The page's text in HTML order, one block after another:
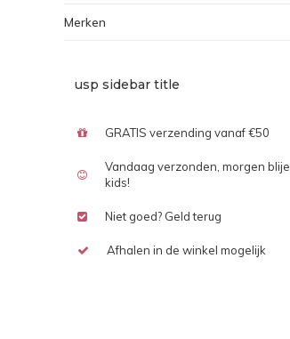
Merken
usp sidebar title
GRATIS verzending vanaf €50
Vandaag verzonden, morgen blije
kids!
Niet goed? Geld terug
Afhalen in de winkel mogelijk